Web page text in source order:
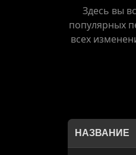
Здесь вы
популярных
всех
НАЗВАНИЕ